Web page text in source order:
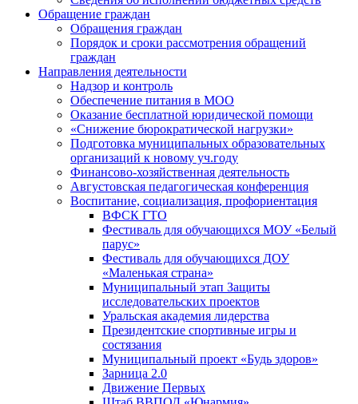
Обращение граждан
Обращения граждан
Порядок и сроки рассмотрения обращений
граждан
Направления деятельности
Надзор и контроль
Обеспечение питания в МОО
Оказание бесплатной юридической помощи
«Снижение бюрократической нагрузки»
Подготовка муниципальных образовательных
организаций к новому уч.году
Финансово-хозяйственная деятельность
Августовская педагогическая конференция
Воспитание, социализация, профориентация
ВФСК ГТО
Фестиваль для обучающихся МОУ «Белый
парус»
Фестиваль для обучающихся ДОУ
«Маленькая страна»
Муниципальный этап Защиты
исследовательских проектов
Уральская академия лидерства
Президентские спортивные игры и
состязания
Муниципальный проект «Будь здоров»
Зарница 2.0
Движение Первых